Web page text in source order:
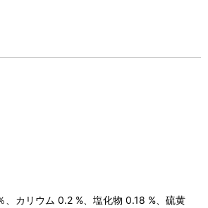
カリウム 0.2 %、塩化物 0.18 %、硫黄